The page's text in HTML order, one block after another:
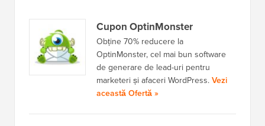
Cupon OptinMonster
Obține 70% reducere la
OptinMonster, cel mai bun software
de generare de lead-uri pentru
marketeri și afaceri WordPress. Vezi
această Ofertă »